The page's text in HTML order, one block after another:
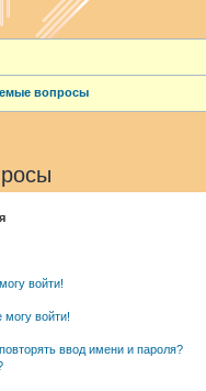
вопросы
войти!
могу войти!
ввод имени и пароля?